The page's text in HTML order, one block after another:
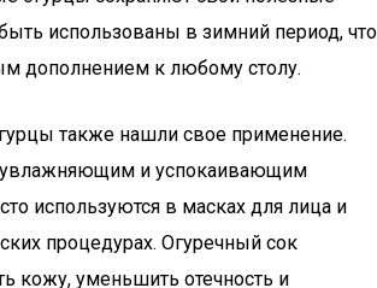
использованы в зимний период, что
дополнением к любому столу.
также нашли свое применение.
увлажняющим и успокаивающим
используются в масках для лица и
процедурах. Огуречный сок
кожу, уменьшить отечность и